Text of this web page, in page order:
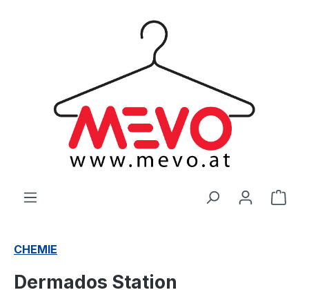
CHEMIE
Dermados Station